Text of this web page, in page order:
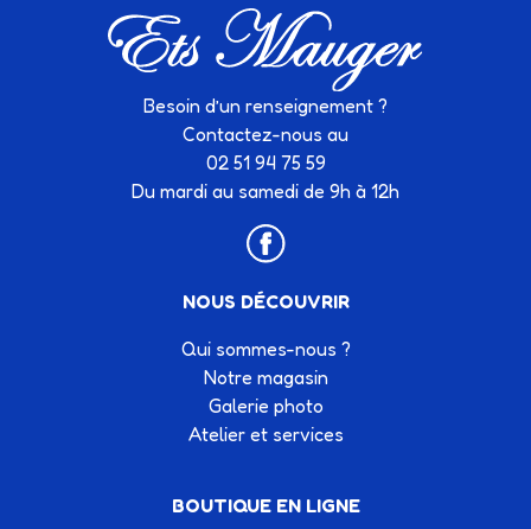
Besoin d’un renseignement ?
Contactez-nous au
02 51 94 75 59
Du mardi au samedi de 9h à 12h
NOUS DÉCOUVRIR
Qui sommes-nous ?
Notre magasin
Galerie photo
Atelier et services
BOUTIQUE EN LIGNE